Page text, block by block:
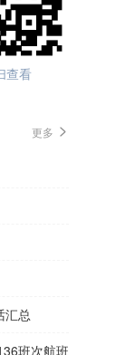
查看
更多
汇总
班次航班